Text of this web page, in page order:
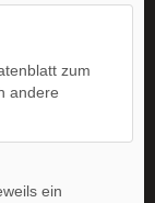
zum
andere
ein